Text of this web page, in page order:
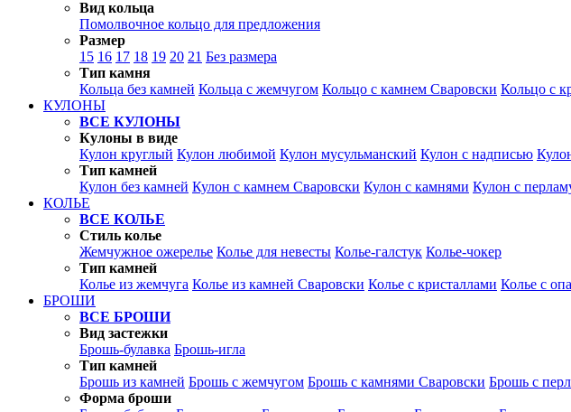
Вид кольца
Помолвочное кольцо для предложения
Размер
15 16 17 18 19 20 21 Без размера
Тип камня
Кольца без камней Кольца с жемчугом Кольцо с камнем Сваровски Кольцо с
КУЛОНЫ
ВСЕ КУЛОНЫ
Кулоны в виде
Кулон круглый Кулон любимой Кулон мусульманский Кулон с надписью
Тип камней
Кулон без камней Кулон с камнем Сваровски Кулон с камнями Кулон с
КОЛЬЕ
ВСЕ КОЛЬЕ
Стиль колье
Жемчужное ожерелье Колье для невесты Колье-галстук Колье-чокер
Тип камней
Колье из жемчуга Колье из камней Сваровски Колье с кристаллами Колье с
БРОШИ
ВСЕ БРОШИ
Вид застежки
Брошь-булавка Брошь-игла
Тип камней
Брошь из камней Брошь с жемчугом Брошь с камнями Сваровски Брошь с
Форма броши